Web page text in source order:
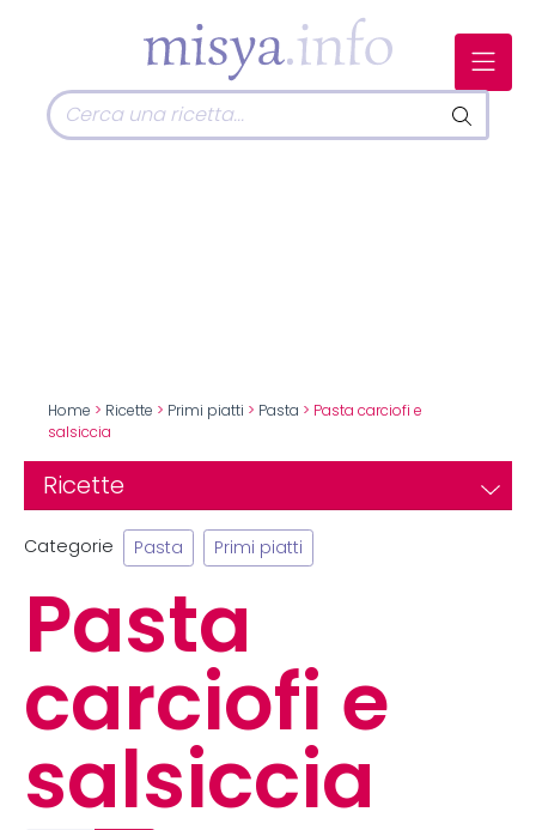
Home > Ricette > Primi piatti > Pasta > Pasta carciofi e
salsiccia
Ricette
Categorie Pasta Primi piatti
Pasta
carciofi e
salsiccia